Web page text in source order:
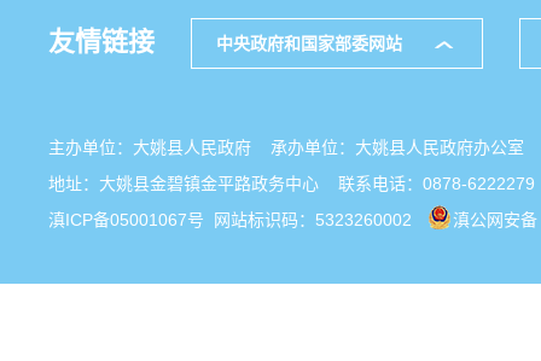
友情链接 中央政府和国家部委网站
主办单位：大姚县人民政府 承办单位：大姚县人民政府办公
地址：大姚县金碧镇金平路政务中心 联系电话：0878-6222279
滇ICP备05001067号 网站标识码：5323260002 滇公网安